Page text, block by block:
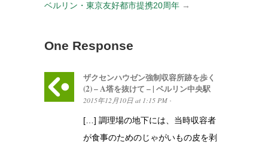
ベルリン・東京友好都市提携20周年 →
One Response
ザクセンハウゼン強制収容所跡を歩く
(2) – A塔を抜けて – | ベルリン中央駅
2015年12月10日 at 1:15 PM ·
[…] 調理場の地下には、当時収容者
が食事のためのじゃがいもの皮を剥